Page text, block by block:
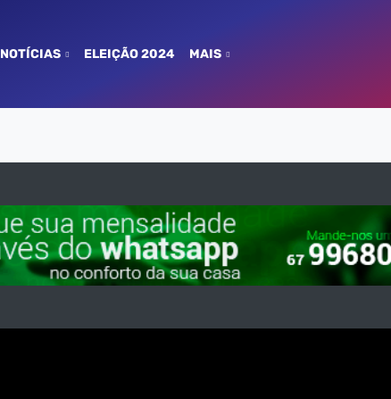
NOTÍCIAS ELEIÇÃO 2024 MAIS